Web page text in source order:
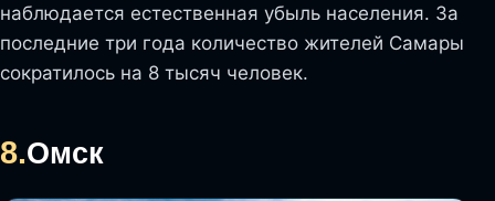
наблюдается естественная убыль населения. За
последние три года количество жителей Самары
сократилось на 8 тысяч человек.
8.Омск